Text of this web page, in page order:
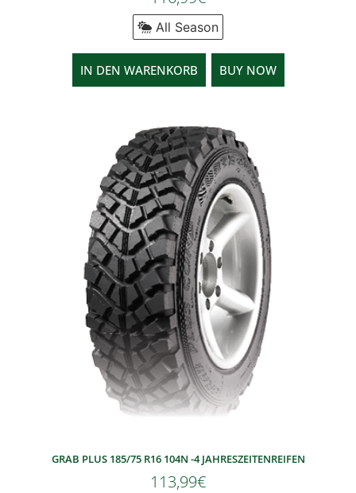
All Season
IN DEN WARENKORB BUY NOW
GRAB PLUS 185/75 R16 104N -4 JAHRESZEITENREIFEN
113,99€